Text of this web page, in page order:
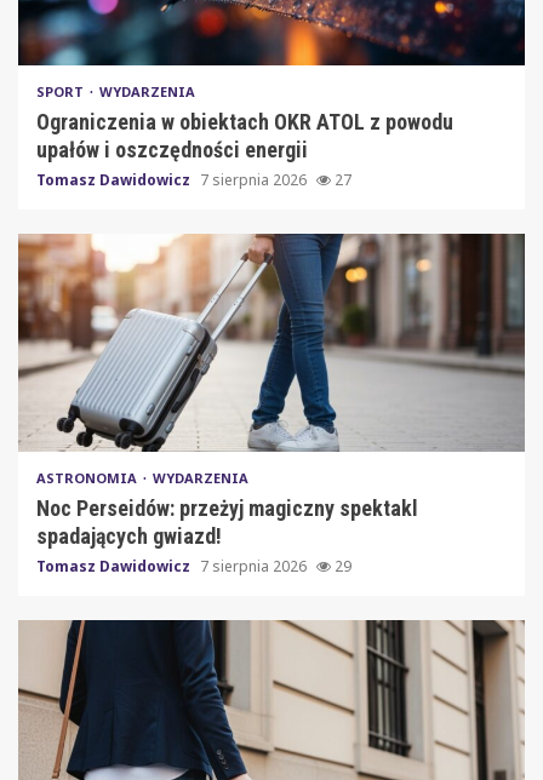
SPORT WYDARZENIA
Ograniczenia w obiektach OKR ATOL z powodu
upałów i oszczędności energii
Tomasz Dawidowicz 7 sierpnia 2026 27
ASTRONOMIA WYDARZENIA
Noc Perseidów: przeżyj magiczny spektakl
spadających gwiazd!
Tomasz Dawidowicz 7 sierpnia 2026 29